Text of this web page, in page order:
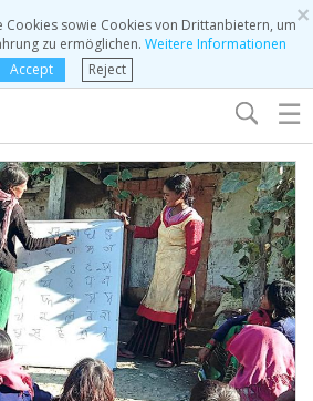
×
Cookies sowie Cookies von Drittanbietern, um
zu ermöglichen. Weitere Informationen
Accept
Reject
☰